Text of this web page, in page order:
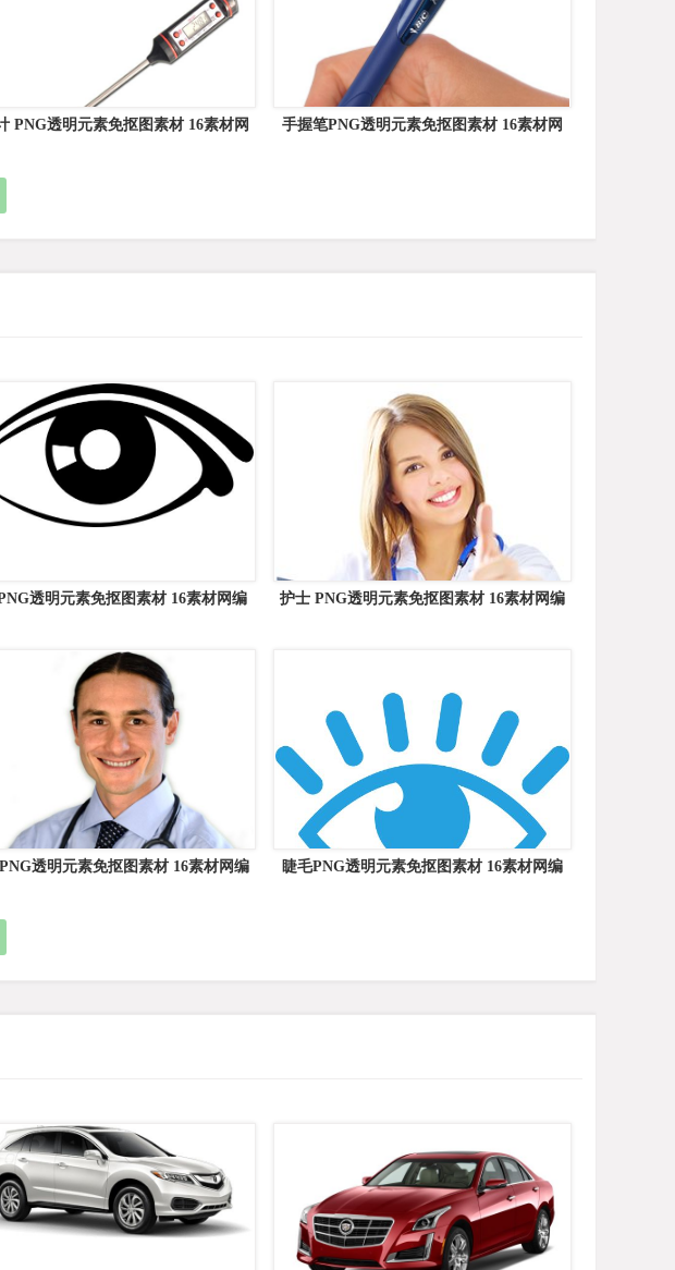
PNG透明元素免抠图素材 16素材网
手握笔PNG透明元素免抠图素材 16素材网
透明元素免抠图素材 16素材网编
护士 PNG透明元素免抠图素材 16素材网编
透明元素免抠图素材 16素材网编
睫毛PNG透明元素免抠图素材 16素材网编